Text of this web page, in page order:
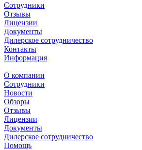
Сотрудники
Отзывы
Лицензии
Документы
Дилерское сотрудничество
Контакты
Информация
О компании
Сотрудники
Новости
Обзоры
Отзывы
Лицензии
Документы
Дилерское сотрудничество
Помощь